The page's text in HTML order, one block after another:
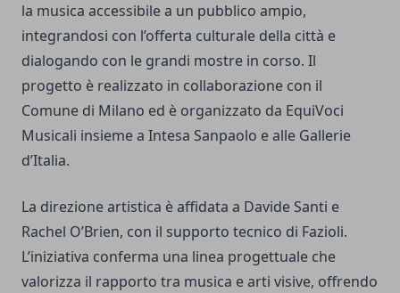
la musica accessibile a un pubblico ampio,
integrandosi con l’offerta culturale della città e
dialogando con le grandi mostre in corso. Il
progetto è realizzato in collaborazione con il
Comune di Milano ed è organizzato da EquiVoci
Musicali insieme a Intesa Sanpaolo e alle Gallerie
d’Italia.
La direzione artistica è affidata a Davide Santi e
Rachel O’Brien, con il supporto tecnico di Fazioli.
L’iniziativa conferma una linea progettuale che
valorizza il rapporto tra musica e arti visive, offrendo